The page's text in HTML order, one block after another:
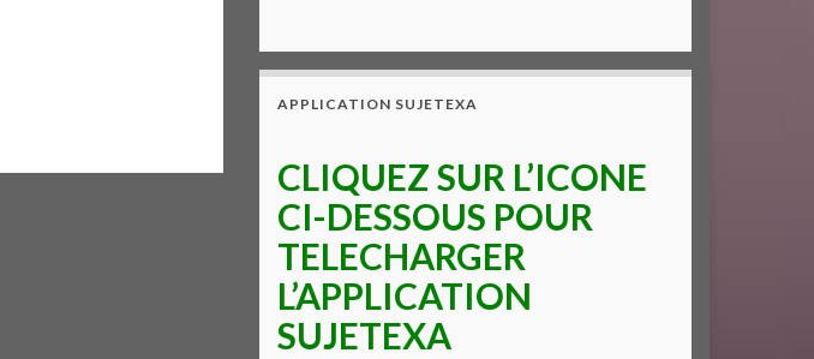
APPLICATION SUJETEXA
CLIQUEZ SUR L’ICONE
CI-DESSOUS POUR
TELECHARGER
L’APPLICATION
SUJETEXA